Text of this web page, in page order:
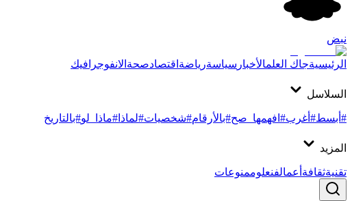
نبض
الرئيسيةجاك العلمالأخبار سياسةرياضة اقتصادصحة الانفوجرافيك
السلاسل
#أبسط#أغرب#افهمها_صح#بالأرقام#شخصيات#لماذا #ماذا_لو#بالتاريخ
المزيد
تقنيةثقافة أعمالفنعلوممنوعات